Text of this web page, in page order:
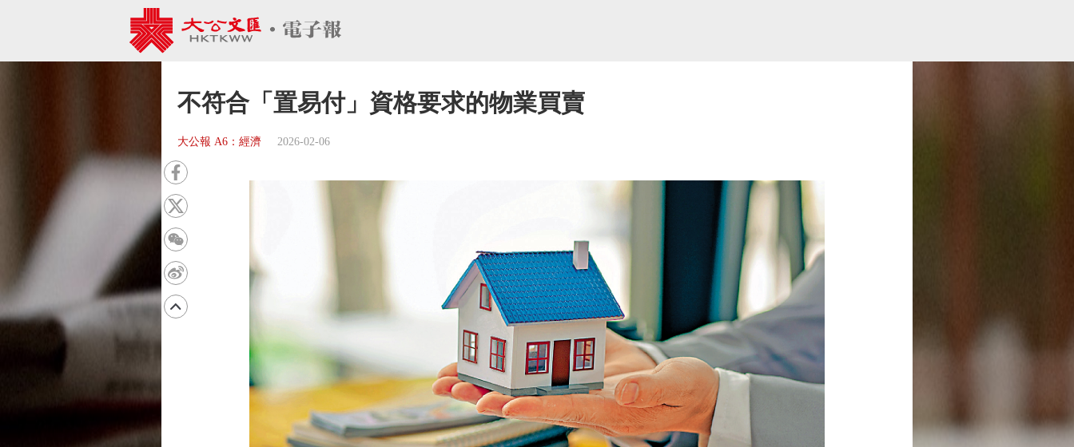
不符合「置易付」資格要求的物業買賣
大公報 A6：經濟 2026-02-06